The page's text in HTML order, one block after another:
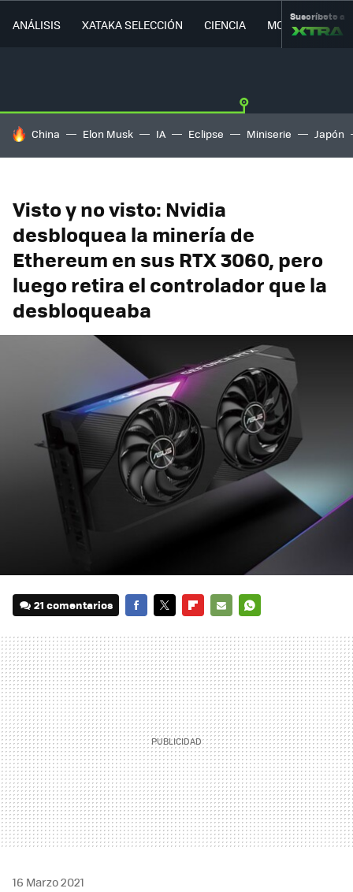
ANÁLISIS XATAKA SELECCIÓN CIENCIA MOVILIDAD
Suscríbete a
HOY SE HABLA DE
China Elon Musk IA Eclipse Miniserie Japón
Visto y no visto: Nvidia
desbloquea la minería de
Ethereum en sus RTX 3060, pero
luego retira el controlador que la
desbloqueaba
21 comentarios
MAIL
16 Marzo 2021